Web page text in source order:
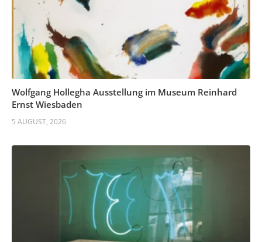
Wolfgang Hollegha Ausstellung im Museum Reinhard
Ernst Wiesbaden
5 AUGUST, 2026